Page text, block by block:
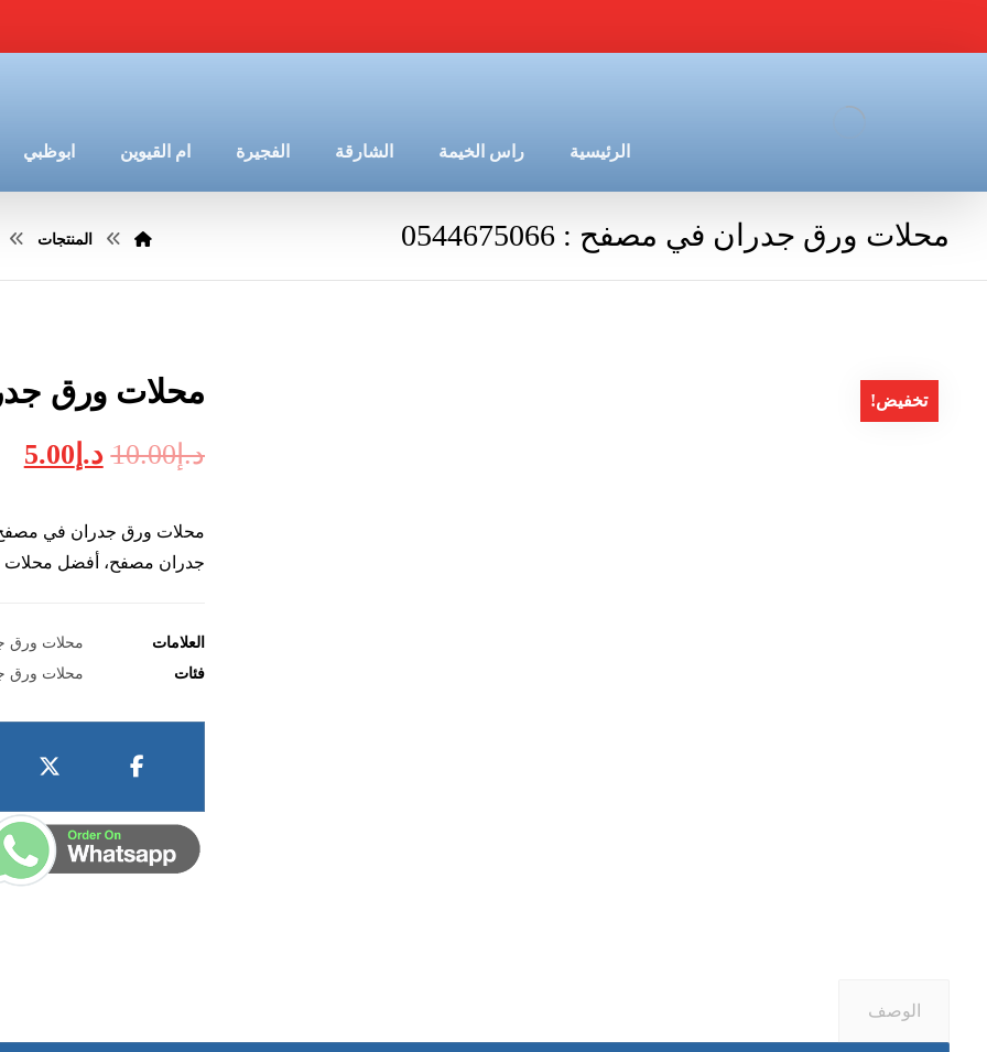
الرئيسية راس الخيمة الشارقة الفجيرة ام القيوين ابوظبي
محلات ورق جدران في مصفح : 0544675066 المنتجات
تخفيض! محلات ورق جدران
د.إ10.00 د.إ 5.00
محلات ورق جدران في
جدران مصفح، أفضل
العلامات
محلات ورق
فئات
محلات ورق
الوصف